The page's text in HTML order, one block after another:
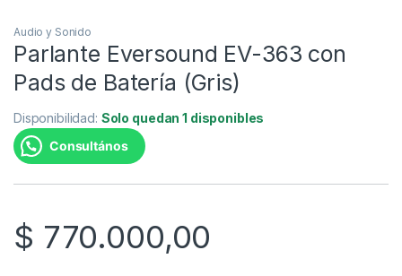
Audio y Sonido
Parlante Eversound EV-363 con
Pads de Batería (Gris)
Disponibilidad: Solo quedan 1 disponibles
Consultános
$ 770.000,00